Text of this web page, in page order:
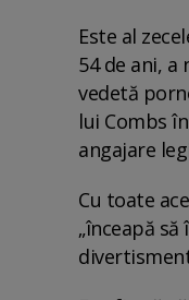
Este al
54 de ani,
vedetă
lui Combs
angajare
Cu toate
„înceapă